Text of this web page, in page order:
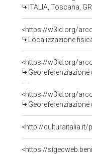
ITALIA, Toscana,
<https://w3id.org/
Localizzazione
<https://w3id.org/
<https://w3id.org/
Georeferenziazione
<http://culturaitalia.it/
<https://